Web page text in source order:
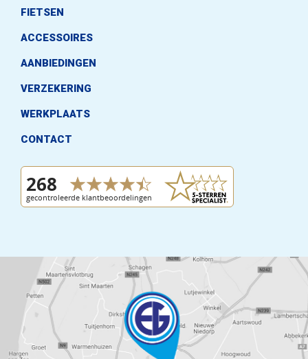
FIETSEN
ACCESSOIRES
AANBIEDINGEN
VERZEKERING
WERKPLAATS
CONTACT